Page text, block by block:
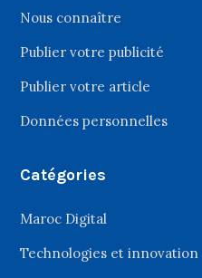
Nous connaître
Publier votre publicité
Publier votre article
Données personnelles
Catégories
Maroc Digital
Technologies et innovation